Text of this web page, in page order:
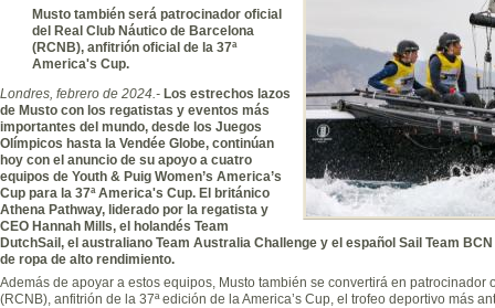
Musto también será patrocinador oficial
del Real Club Náutico de Barcelona
(RCNB), anfitrión oficial de la 37ª
America's Cup.
Londres, febrero de 2024.- Los estrechos lazos
de Musto con los regatistas y eventos más
importantes del mundo, desde los Juegos
Olímpicos hasta la Vendée Globe, continúan
hoy con el anuncio de su apoyo a cuatro
equipos de Youth & Puig Women’s America’s
Cup para la 37ª America's Cup. El británico
Athena Pathway, liderado por la regatista y
CEO Hannah Mills, el holandés Team
DutchSail, el australiano Team Australia Challenge y el español Sail Team
de ropa de alto rendimiento.
Además de apoyar a estos equipos, Musto también se convertirá en
(RCNB), anfitrión de la 37ª edición de la America’s Cup, el trofeo deportivo más